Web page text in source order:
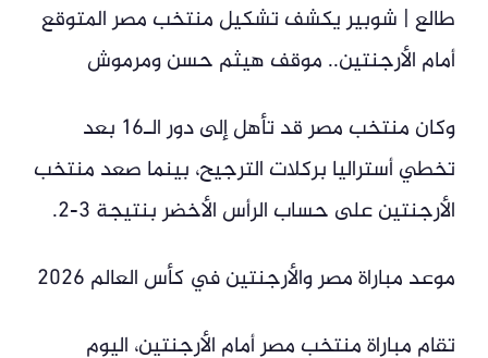
طالع | شوبير يكشف تشكيل منتخب مصر المتوقع
أمام الأرجنتين.. موقف هيثم حسن ومرموش
وكان منتخب مصر قد تأهل إلى دور الـ16 بعد
تخطي أستراليا بركلات الترجيح، بينما صعد منتخب
الأرجنتين على حساب الرأس الأخضر بنتيجة 3-2.
موعد مباراة مصر والأرجنتين في كأس العالم 2026
تقام مباراة منتخب مصر أمام الأرجنتين، اليوم